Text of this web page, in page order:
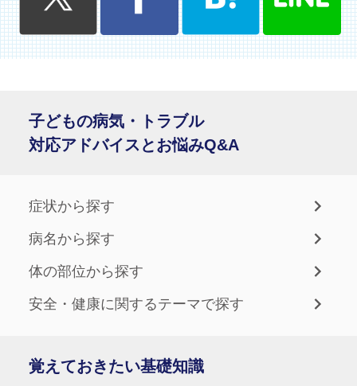
子どもの病気・トラブル
対応アドバイスとお悩みQ&A
症状から探す
病名から探す
体の部位から探す
安全・健康に関するテーマで探す
覚えておきたい基礎知識